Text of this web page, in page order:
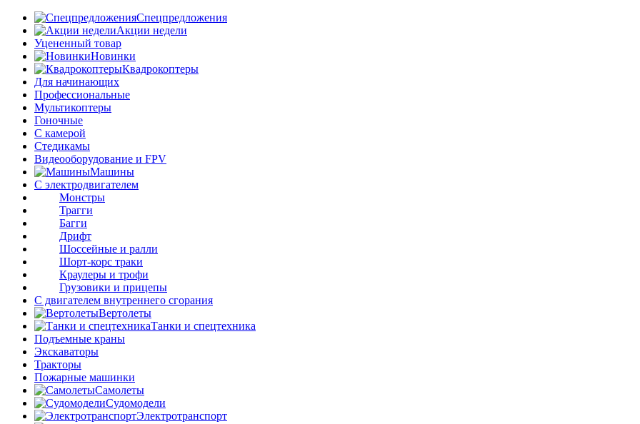
Спецпредложения
Акции недели
Уцененный товар
Новинки
Квадрокоптеры
Для начинающих
Профессиональные
Мультикоптеры
Гоночные
C камерой
Стедикамы
Видеооборудование и FPV
Машины
С электродвигателем
Монстры
Трагги
Багги
Дрифт
Шоссейные и ралли
Шорт-корс траки
Краулеры и трофи
Грузовики и прицепы
С двигателем внутреннего сгорания
Вертолеты
Танки и спецтехника
Подъемные краны
Экскаваторы
Тракторы
Пожарные машинки
Самолеты
Судомодели
Электротранспорт